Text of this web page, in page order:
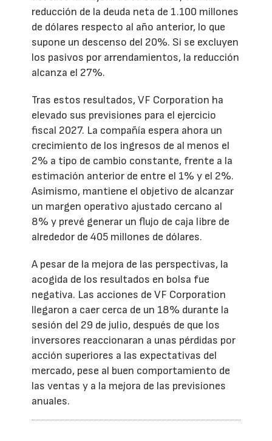
reducción de la deuda neta de 1.100 millones
de dólares respecto al año anterior, lo que
supone un descenso del 20%. Si se excluyen
los pasivos por arrendamientos, la reducción
alcanza el 27%.
Tras estos resultados, VF Corporation ha
elevado sus previsiones para el ejercicio
fiscal 2027. La compañía espera ahora un
crecimiento de los ingresos de al menos el
2% a tipo de cambio constante, frente a la
estimación anterior de entre el 1% y el 2%.
Asimismo, mantiene el objetivo de alcanzar
un margen operativo ajustado cercano al
8% y prevé generar un flujo de caja libre de
alrededor de 405 millones de dólares.
A pesar de la mejora de las perspectivas, la
acogida de los resultados en bolsa fue
negativa. Las acciones de VF Corporation
llegaron a caer cerca de un 18% durante la
sesión del 29 de julio, después de que los
inversores reaccionaran a unas pérdidas por
acción superiores a las expectativas del
mercado, pese al buen comportamiento de
las ventas y a la mejora de las previsiones
anuales.